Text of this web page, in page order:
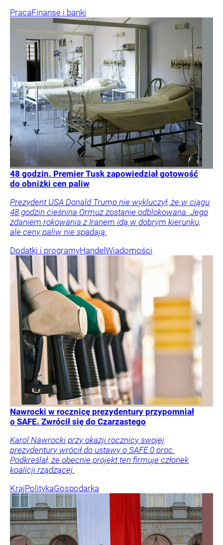
PracaFinanse i banki
48 godzin. Premier Tusk zapowiedział gotowość
do obniżki cen paliw
Prezydent USA Donald Trump nie wykluczył, że w ciągu
48 godzin cieśnina Ormuz zostanie odblokowana. Jego
zdaniem rokowania z Iranem idą w dobrym kierunku,
ale ceny paliw nie spadają.
Dodatki i programyHandel Wiadomości
Nawrocki w rocznicę prezydentury przypomniał
o SAFE. Zwrócił się do Czarzastego
Karol Nawrocki przy okazji rocznicy swojej
prezydentury wrócił do ustawy o SAFE 0 proc.
Podkreślał, że obecnie projekt ten firmuje członek
koalicji rządzącej.
KrajPolitykaGospodarka